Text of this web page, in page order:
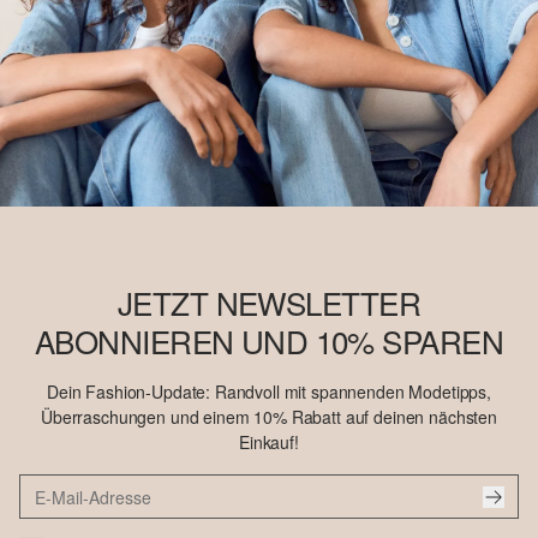
JETZT NEWSLETTER
ABONNIEREN UND 10% SPAREN
Dein Fashion-Update: Randvoll mit spannenden Modetipps,
Überraschungen und einem 10% Rabatt auf deinen nächsten
Einkauf!